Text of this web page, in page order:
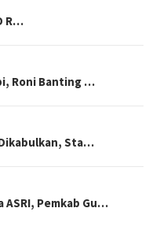
R…
Roni Banting …
Sta…
ASRI, Pemkab Gu…